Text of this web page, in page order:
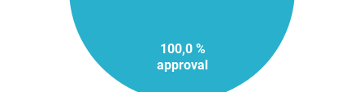
100,0 %
approval